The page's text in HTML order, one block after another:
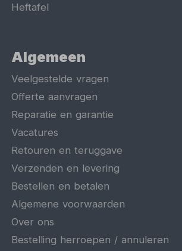
Heftafel
Algemeen
Veelgestelde vragen
Offerte aanvragen
Reparatie en garantie
Vacatures
Retouren en teruggave
Verzenden en levering
Bestellen en betalen
Algemene voorwaarden
Over ons
Bestelling herroepen / annuleren